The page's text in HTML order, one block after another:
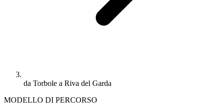
da Torbole a Riva del Garda
MODELLO DI PERCORSO